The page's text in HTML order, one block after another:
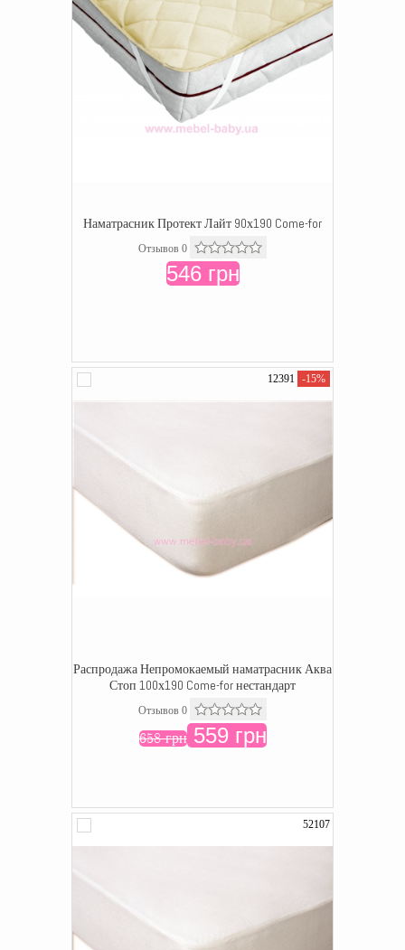
Наматрасник Протект Лайт 90х190 Come-for
Отзывов 0
546 грн
12391 -15%
Распродажа Непромокаемый наматрасник Аква
Стоп 100х190 Come-for нестандарт
Отзывов 0
658 грн559 грн
52107